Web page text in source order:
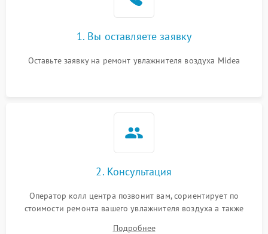
1000 ₽
Повреждение системы
перенапряжения
1000 ₽
1300 ₽
1. Вы оставляете заявку
Оставьте заявку на ремонт увлажнителя воздуха Midea
2. Консультация
Оператор колл центра позвонит вам, сориентирует по
стоимости ремонта вашего увлажнителя воздуха а также
Подробнее